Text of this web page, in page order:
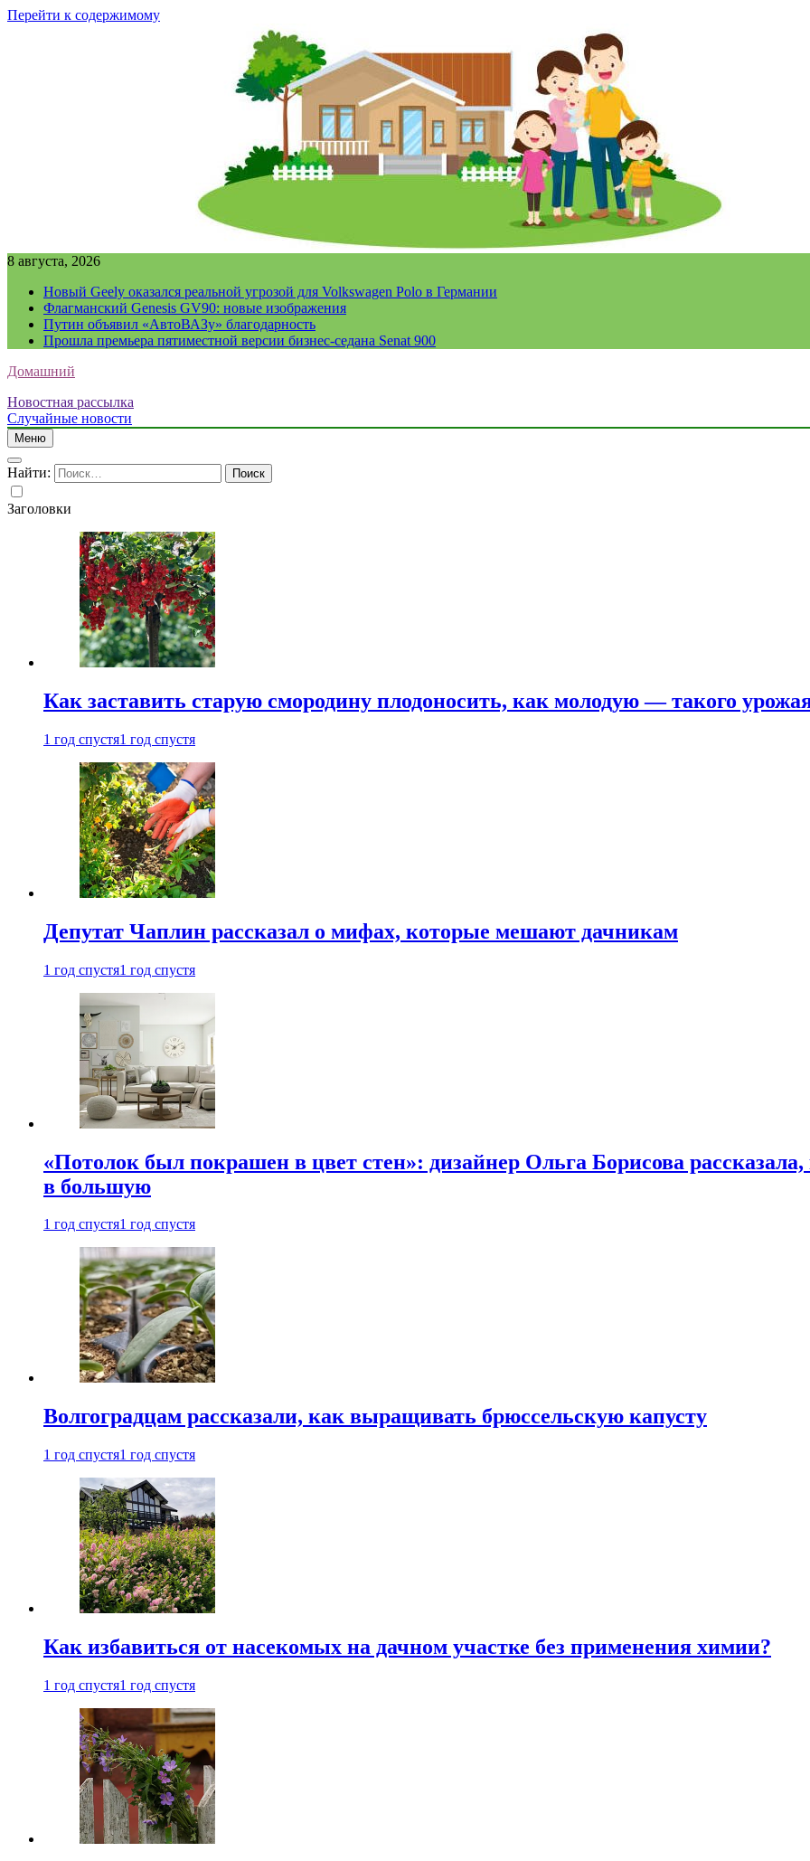
Перейти к содержимому
8 августа, 2026
Новый Geely оказался реальной угрозой для Volkswagen Polo в Германии
Флагманский Genesis GV90: новые изображения
Путин объявил «АвтоВАЗу» благодарность
Прошла премьера пятиместной версии бизнес-седана Senat 900
Домашний
Новостная рассылка
Случайные новости
Меню
Найти:
Заголовки
Как заставить старую смородину плодоносить, как молодую — такого
1 год спустя1 год спустя
Депутат Чаплин рассказал о мифах, которые мешают дачникам
1 год спустя1 год спустя
«Потолок был покрашен в цвет стен»: дизайнер Ольга Борисова
в большую
1 год спустя1 год спустя
Волгоградцам рассказали, как выращивать брюссельскую капусту
1 год спустя1 год спустя
Как избавиться от насекомых на дачном участке без применения химии?
1 год спустя1 год спустя